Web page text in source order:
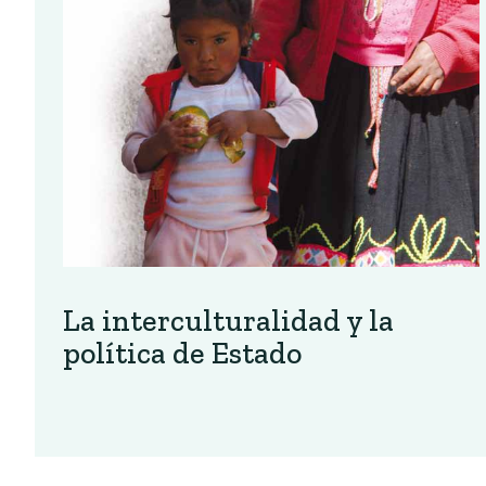
La interculturalidad y la
política de Estado